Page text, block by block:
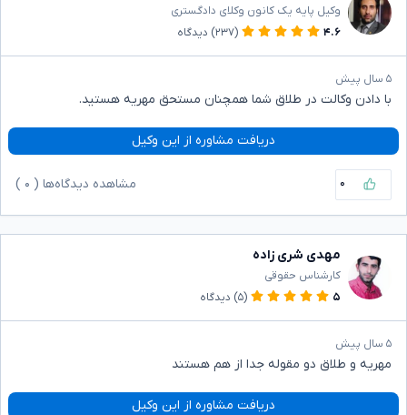
وکیل پایه یک کانون وکلای دادگستری
۴.۶
(۲۳۷) دیدگاه
۵ سال پیش
با دادن وکالت در طلاق شما همچنان مستحق مهریه هستید.
دریافت مشاوره از این وکیل
۰ مشاهده دیدگاه‌ها ( ۰
مهدی شری زاده
کارشناس حقوقی
۵
(۵) دیدگاه
۵ سال پیش
مهریه و طلاق دو مقوله جدا از هم هستند
دریافت مشاوره از این وکیل